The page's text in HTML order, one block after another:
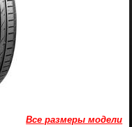
Все размеры модели